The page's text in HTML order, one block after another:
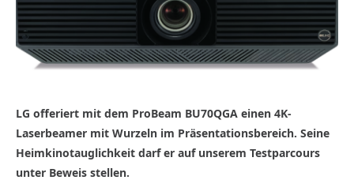
LG offeriert mit dem ProBeam BU70QGA einen 4K-
Laserbeamer mit Wurzeln im Präsentationsbereich. Seine
Heimkinotauglichkeit darf er auf unserem Testparcours
unter Beweis stellen.